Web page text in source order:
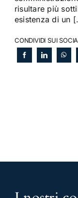
risultare più
esistenza di un
CONDIVIDI SUI